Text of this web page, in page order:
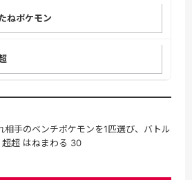
ねポケモン
手のベンチポケモンを1匹選び、バトル
超 はねまわる 30